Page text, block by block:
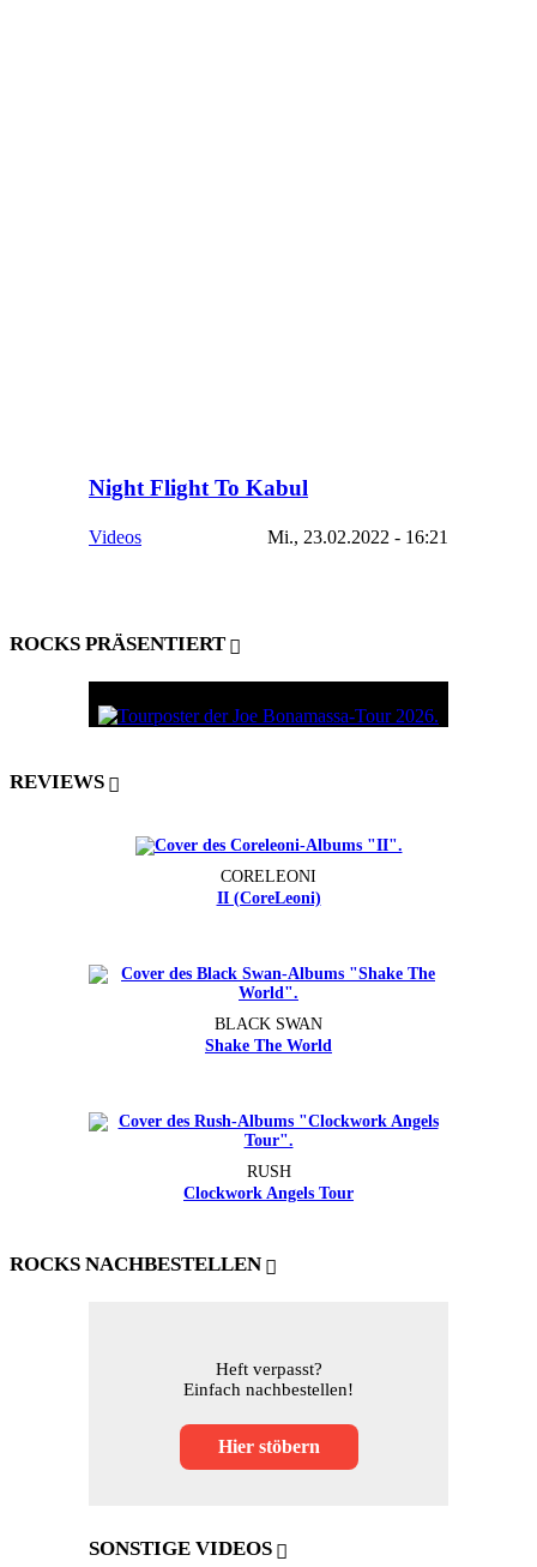
Night Flight To Kabul
Videos Mi., 23.02.2022 - 16:21
ROCKS PRÄSENTIERT
REVIEWS
CORELEONI
II (CoreLeoni)
BLACK SWAN
Shake The World
RUSH
Clockwork Angels Tour
ROCKS NACHBESTELLEN
Heft verpasst?
Einfach nachbestellen!
Hier stöbern
SONSTIGE VIDEOS